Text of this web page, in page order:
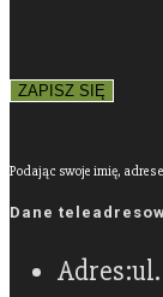
Podając swoje imię,
Dane
Adres: